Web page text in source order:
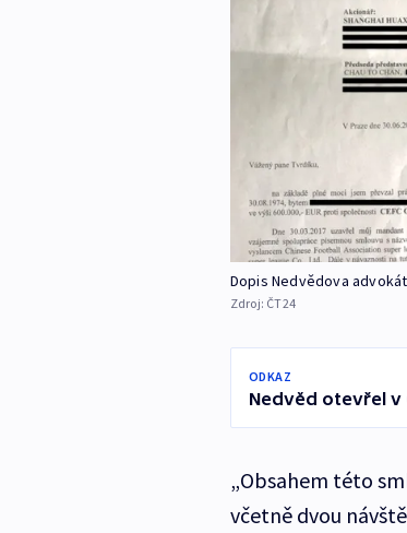
Dopis Nedvědova
Zdroj: ČT24
ODKAZ
Nedvěd otevřel v
„Obsahem této
včetně dvou